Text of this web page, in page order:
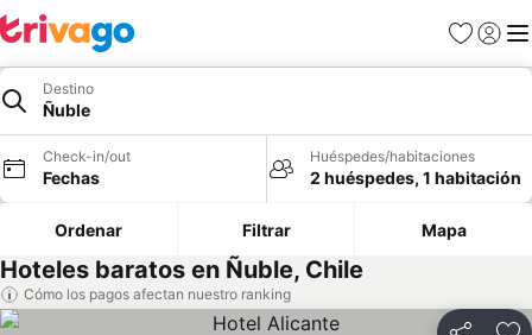
Favoritos
Iniciar
Destino
Ñuble
Check-in/out
Fechas
Huéspedes/habitaciones
2 huéspedes, 1 habitación
Ordenar Filtrar Mapa
Hoteles baratos en Ñuble, Chile
Cómo los pagos afectan nuestro ranking